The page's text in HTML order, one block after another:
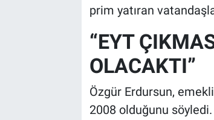
prim yatıran
“EYT
OLACAKTI”
Özgür Erdursun,
2008 olduğunu söyledi.